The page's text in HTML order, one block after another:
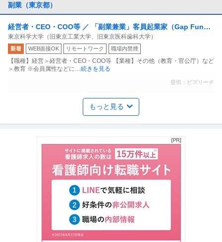
副業（東京都）
経営者・CEO・COO等 ／ 「副業兼業」客員起業家（Gap Fund
Programに採択選抜された研究者の事業化推進チームで創業に向
けた経営パートナー）
東京科学大学（旧東京工業大学、旧東京医科歯科大学）
新着 WEB面接OK リモートワーク 職場内禁煙
【職種】経営＞経営者・CEO・COO等 【業種】その他（教育・官公庁）など
＞教育 ※会員属性などに…続きを見る
提供：ビズリーチ
在宅可／品質管理（食品）世界トップクラスのベビー用品メーカ
ピジョン株式会社 【在宅可】品質管理（食品）◆世界トップクラスのベビー
用品メーカー◆東証プライム上…続きを見る
法人営業 ／ 「エンタープライズ営業責任者／年収1500万円以
上」1社1億円規模の大手企業開拓の戦略設計から担うAI議事録Sa
aS×エンプラ事業立ち上げリモート・フルフレックス・副業OK
年収1,500万円〜2,200万円
【職種】営業＞法人営業 【業種】IT・インターネット＞インターネットサー
もっと見る